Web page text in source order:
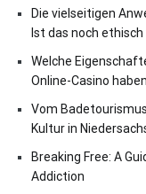
Die vielseitigen
Ist das noch
Welche
Online-Casino haben
Vom
Kultur in
Breaking Free: A
Addiction